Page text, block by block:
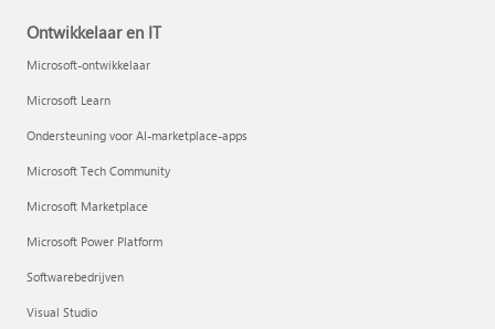
Ontwikkelaar en IT
Microsoft-ontwikkelaar
Microsoft Learn
Ondersteuning voor AI-marketplace-apps
Microsoft Tech Community
Microsoft Marketplace
Microsoft Power Platform
Softwarebedrijven
Visual Studio